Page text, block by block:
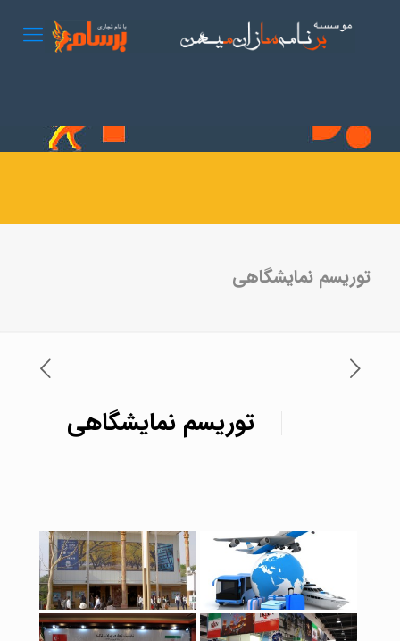
توریسم نمایشگاهی
توریسم نمایشگاهی